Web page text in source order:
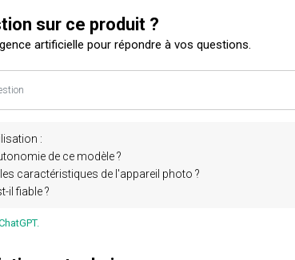
sur ce produit ?
artificielle pour répondre à vos questions.
:
de ce modèle ?
caractéristiques de l'appareil photo ?
il fiable ?